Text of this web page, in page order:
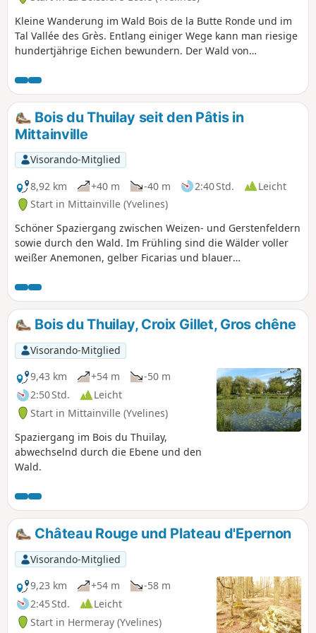
Ackerflächen entdecken.
Kleine Wanderung im Wald Bois de la Butte Ronde und im
Tal Vallée des Grès. Entlang einiger Wege kann man riesige
hundertjährige Eichen bewundern. Der Wald von
markiert und die Natur ist sehr vielfältig. Man gelangt
leicht von Birken und Hainbuchen zu prächtigen Eichen
und von Heidekraut zu Farnen oder Gräsern.
Bois du Thuilay seit den Pâtis in
Mittainville
Visorando-Mitglied
8,92 km
+40 m -40 m 2:40 Std.
Leicht
Start in Mittainville (Yvelines)
Schöner Spaziergang zwischen Weizen- und Gerstenfeldern
sowie durch den Wald. Im Frühling sind die Wälder voller
weißer Anemonen, gelber Ficarias und blauer
Aussicht von den Feldern aus ermöglicht es, die gesamte
Umgebung zu überblicken. Sie ist sehr schön, vor allem
wenn die Rapsfelder blühen.
Bois du Thuilay, Croix Gillet, Gros chêne
Visorando-Mitglied
9,43 km
+54 m
-50 m
2:50 Std.
Leicht
Start in Mittainville (Yvelines)
Spaziergang im Bois du Thuilay,
abwechselnd durch die Ebene und den
Wald.
Château Rouge und Plateau d'Epernon
Visorando-Mitglied
9,23 km
+54 m
-58 m
2:45 Std.
Leicht
Start in Hermeray (Yvelines)